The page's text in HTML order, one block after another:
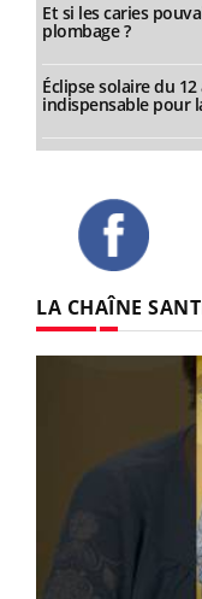
Et si les caries
plombage ?
Éclipse solaire du
indispensable pour
LA CHAÎNE